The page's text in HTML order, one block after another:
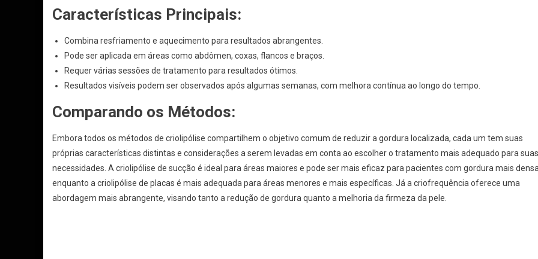
Características Principais:
Combina resfriamento e aquecimento para resultados abrangentes.
Pode ser aplicada em áreas como abdômen, coxas, flancos e braços.
Requer várias sessões de tratamento para resultados ótimos.
Resultados visíveis podem ser observados após algumas semanas, com melhora contínua ao longo do tempo.
Comparando os Métodos:
Embora todos os métodos de criolipólise compartilhem o objetivo comum de reduzir a gordura localizada, cada um tem suas
próprias características distintas e considerações a serem levadas em conta ao escolher o tratamento mais adequado para suas
necessidades. A criolipólise de sucção é ideal para áreas maiores e pode ser mais eficaz para pacientes com gordura mais
enquanto a criolipólise de placas é mais adequada para áreas menores e mais específicas. Já a criofrequência oferece uma
abordagem mais abrangente, visando tanto a redução de gordura quanto a melhoria da firmeza da pele.